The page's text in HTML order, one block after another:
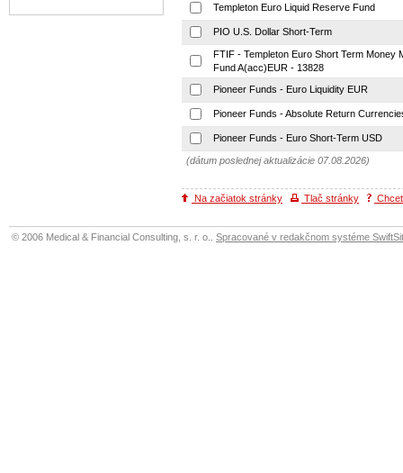
Templeton Euro Liquid Reserve Fund
PIO U.S. Dollar Short-Term
FTIF - Templeton Euro Short Term Money
Fund A(acc)EUR - 13828
Pioneer Funds - Euro Liquidity EUR
Pioneer Funds - Absolute Return
Pioneer Funds - Euro Short-Term USD
(dátum poslednej aktualizácie 07.08.2026)
Na začiatok stránky Tlač stránky
© 2006 Medical & Financial Consulting, s. r. o.. Spracované v redakčnom systéme